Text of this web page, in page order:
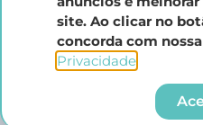
Instituto Direito
Todos os
site. Ao clicar no
concorda com nossa
Privacidade.​